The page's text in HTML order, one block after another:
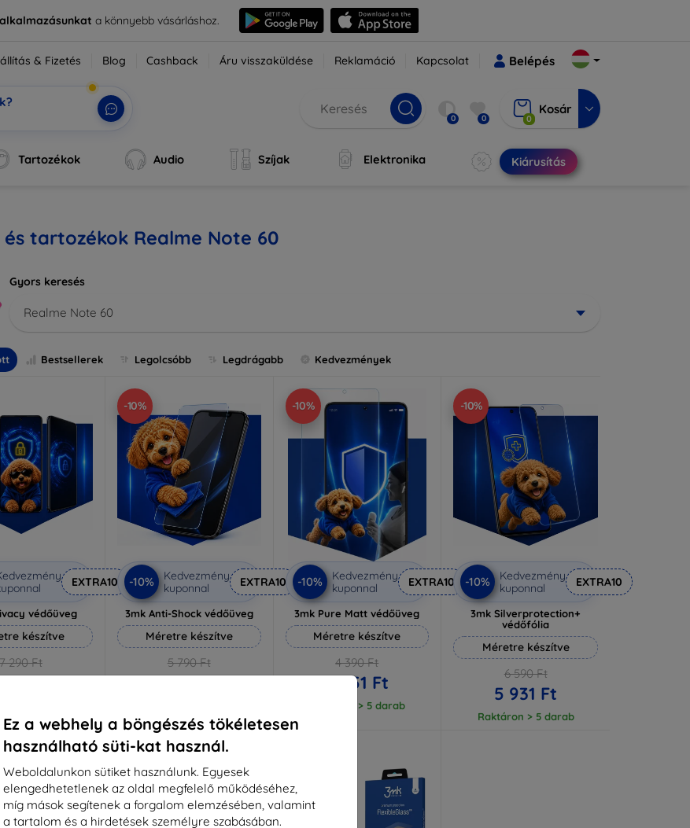
a könnyebb vásárláshoz.
Ez a webhely a böngészés tökéletesen
használható süti-kat használ.
Weboldalunkon sütiket használunk. Egyesek
elengedhetetlenek az oldal megfelelő működéséhez,
míg mások segítenek a forgalom elemzésében, valamint
a tartalom és a hirdetések személyre szabásában.
& Fizetés Blog Cashback Áru visszaküldése Reklamáció Kapcsolat Belépés
0 0 0
Kosár
Tartozékok Audio Szíjak Elektronika Kiárusítás
és tartozékok Realme Note 60
Gyors keresés
Realme Note 60
Bestsellerek Legolcsóbb Legdrágabb Kedvezmények
EXTRA10
védőüveg
készítve
7 290 Ft
Ft
-10%
-10%
Kedvezmény
kuponnal
EXTRA10
3mk Anti-Shock védőüveg
Méretre készítve
5 790 Ft
5 211 Ft
-10%
-10%
Kedvezmény
kuponnal
EXTRA10
3mk Pure Matt védőüveg
Méretre készítve
4 390 Ft
3 951 Ft
Raktáron > 5 darab
-10%
-10%
Kedvezmény
kuponnal
EXTRA10
3mk Silverprotection+
védőfólia
Méretre készítve
6 590 Ft
5 931 Ft
Raktáron > 5 darab